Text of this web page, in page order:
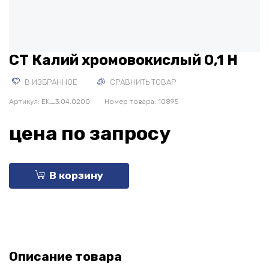
СТ Калий хромовокислый 0,1 Н
В ИЗБРАННОЕ СРАВНИТЬ ТОВАР
Артикул: EK_3.04.0200 Номер товара: 10895
цена по запросу
В корзину
Описание товара